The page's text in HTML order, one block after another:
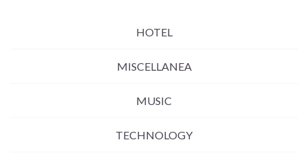
HOTEL
MISCELLANEA
MUSIC
TECHNOLOGY